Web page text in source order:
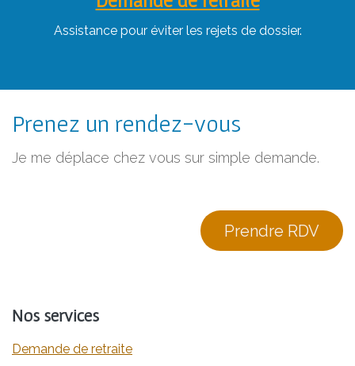
Assistance pour éviter les rejets de dossier.
Prenez un rendez-vous
Je me déplace chez vous sur simple demande.
Prendre RDV
Nos services
Demande de retraite